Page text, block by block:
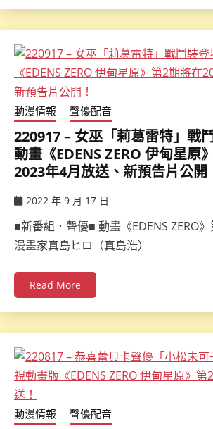
動漫情報 聲優配音
220917 – 女巫「莉葛雷特」戰
動畫《EDENS ZERO 伊甸星原
2023年4月放送、新預告片公開
2022 年 9 月 17 日
■新番組．聲優■ 動畫《EDENS ZERO》
漫畫家真島ヒロ（真島浩）
Read More
動漫情報 聲優配音